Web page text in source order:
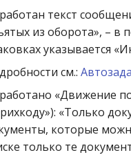
текст
из оборота», – в
указывается
см.:
«Движение
«Только
которые
только те